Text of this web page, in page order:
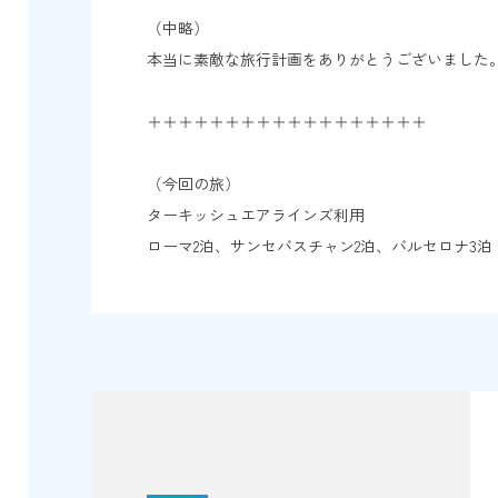
（中略）
本当に素敵な旅行計画をありがとうございました
＋＋＋＋＋＋＋＋＋＋＋＋＋＋＋＋＋＋
（今回の旅）
ターキッシュエアラインズ利用
ローマ2泊、サンセバスチャン2泊、バルセロナ3泊